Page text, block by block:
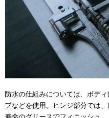
防水の仕組みについては、ボデ
プなどを使用。ヒンジ部分では